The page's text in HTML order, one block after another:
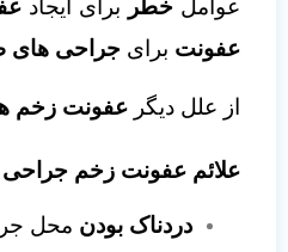
عوامل خطر برای ایجاد
عفونت برای جراحی‌ های
از علل دیگر عفونت زخم
علائم عفونت زخم
دردناک بودن محل